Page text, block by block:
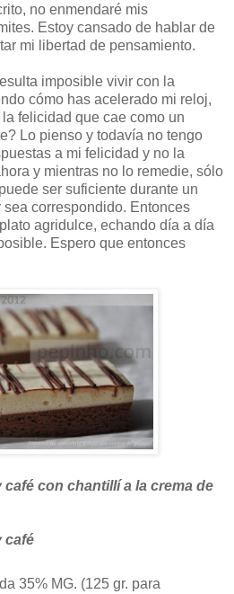
no enmendaré mis
Estoy cansado de hablar de
mi libertad de pensamiento.
imposible vivir con la
cómo has acelerado mi reloj,
felicidad que cae como un
Lo pienso y todavía no tengo
a mi felicidad y no la
y mientras no lo remedie, sólo
ser suficiente durante un
correspondido. Entonces
agridulce, echando día a día
Espero que entonces
con chantillí a la crema de
café
35% MG. (125 gr. para